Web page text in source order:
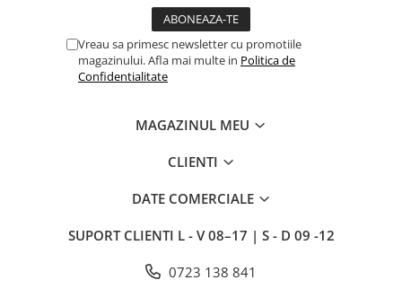
Vreau sa primesc newsletter cu promotiile
magazinului. Afla mai multe in Politica de
Confidentialitate
MAGAZINUL MEU
CLIENTI
DATE COMERCIALE
SUPORT CLIENTI L - V 08–17 | S - D 09 -12
0723 138 841